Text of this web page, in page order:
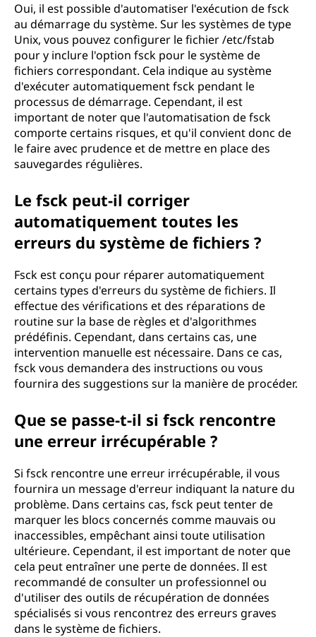
Oui, il est possible d'automatiser l'exécution de fsck
au démarrage du système. Sur les systèmes de type
Unix, vous pouvez configurer le fichier /etc/fstab
pour y inclure l'option fsck pour le système de
fichiers correspondant. Cela indique au système
d'exécuter automatiquement fsck pendant le
processus de démarrage. Cependant, il est
important de noter que l'automatisation de fsck
comporte certains risques, et qu'il convient donc de
le faire avec prudence et de mettre en place des
sauvegardes régulières.
Le fsck peut-il corriger
automatiquement toutes les
erreurs du système de fichiers ?
Fsck est conçu pour réparer automatiquement
certains types d'erreurs du système de fichiers. Il
effectue des vérifications et des réparations de
routine sur la base de règles et d'algorithmes
prédéfinis. Cependant, dans certains cas, une
intervention manuelle est nécessaire. Dans ce cas,
fsck vous demandera des instructions ou vous
fournira des suggestions sur la manière de procéder.
Que se passe-t-il si fsck rencontre
une erreur irrécupérable ?
Si fsck rencontre une erreur irrécupérable, il vous
fournira un message d'erreur indiquant la nature du
problème. Dans certains cas, fsck peut tenter de
marquer les blocs concernés comme mauvais ou
inaccessibles, empêchant ainsi toute utilisation
ultérieure. Cependant, il est important de noter que
cela peut entraîner une perte de données. Il est
recommandé de consulter un professionnel ou
d'utiliser des outils de récupération de données
spécialisés si vous rencontrez des erreurs graves
dans le système de fichiers.